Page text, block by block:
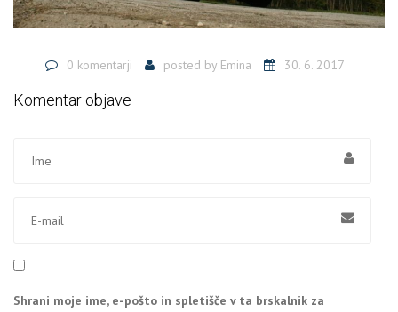
0 komentarji posted by Emina 30. 6. 2017
Komentar objave
Shrani moje ime, e-pošto in spletišče v ta brskalnik za